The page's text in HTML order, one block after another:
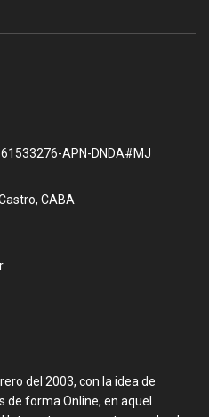
APN-DNDA#MJ
CABA
del 2003, con la idea de
de forma Online, en aquel